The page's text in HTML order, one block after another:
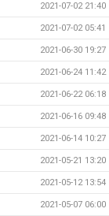
2021-07-02 21:40
2021-07-02 05:41
2021-06-30 19:27
2021-06-24 11:42
2021-06-22 06:18
2021-06-16 09:48
2021-06-14 10:27
2021-05-21 13:20
2021-05-12 13:54
2021-05-07 06:00